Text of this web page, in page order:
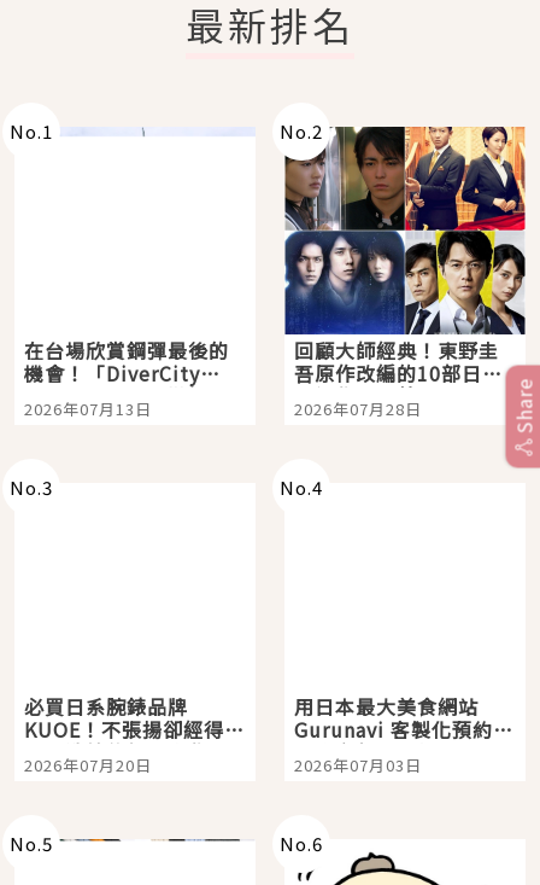
最新排名
No.1
在台場欣賞鋼彈最後的
機會！「DiverCity
Tokyo Plaza」搭船、
購物、美食及夜景，一
2026年07月13日
No.2
回顧大師經典！東野圭
吾原作改編的10部日本
影視作品推薦
2026年07月28日
No.3
必買日系腕錶品牌
KUOE！不張揚卻經得起
時間洗鍊的經典之作五
選
2026年07月20日
No.4
用日本最大美食網站
Gurunavi 客製化預約九
大都市餐廳，打造專屬
美食體驗！
2026年07月03日
No.5 No.6
Share